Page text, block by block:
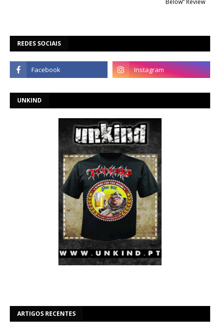
Below” Review
REDES SOCIAIS
UNKIND
ARTIGOS RECENTES